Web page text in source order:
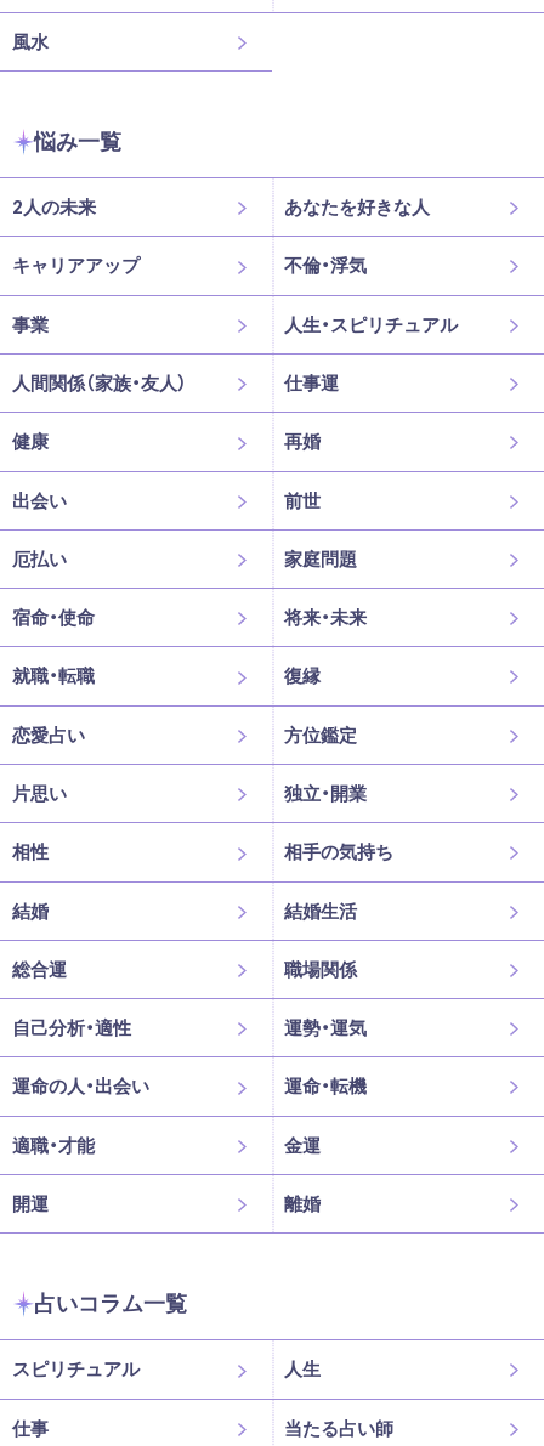
風水
悩み一覧
2人の未来 あなたを好きな人
キャリアアップ 不倫・浮気
事業 人生・スピリチュアル
人間関係（家族・友人） 仕事運
健康 再婚
出会い 前世
厄払い 家庭問題
宿命・使命 将来・未来
就職・転職 復縁
恋愛占い 方位鑑定
片思い 独立・開業
相性 相手の気持ち
結婚 結婚生活
総合運 職場関係
自己分析・適性 運勢・運気
運命の人・出会い 運命・転機
適職・才能 金運
開運 離婚
占いコラム一覧
スピリチュアル 人生
仕事 当たる占い師